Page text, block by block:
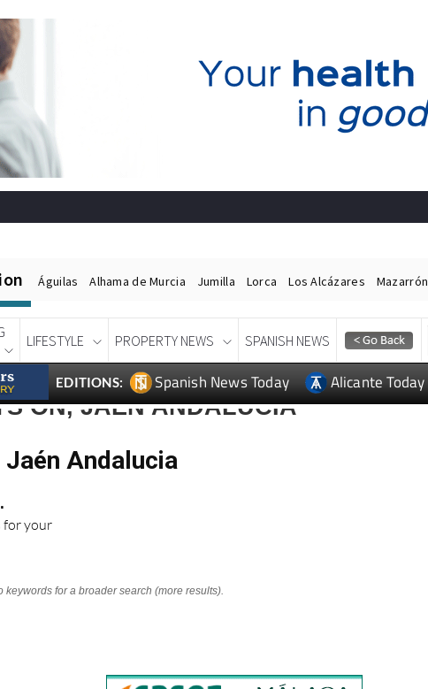
Águilas Alhama de Murcia Jumilla Lorca Los Alcázares Mazarrón
LIFESTYLE PROPERTY NEWS SPANISH NEWS
EDITIONS: Spanish News Today Alicante Today
ON, JAÉN ANDALUCIA
Andalucia
for your
keywords for a broader search (more results).